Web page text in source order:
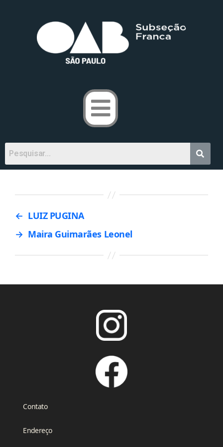
← LUIZ PUGINA
→ Maira Guimarães Leonel
Contato
Endereço